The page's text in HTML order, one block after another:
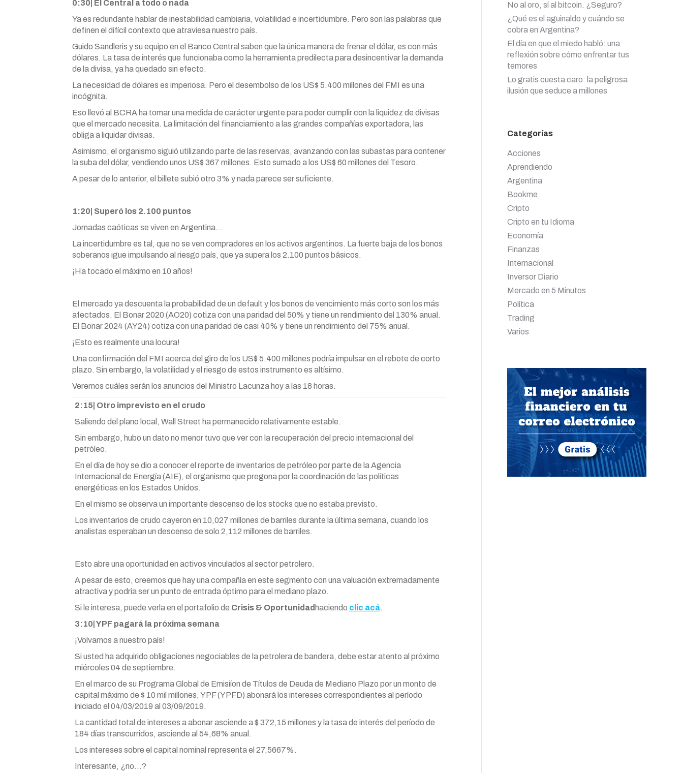
0:30| El Central a todo o nada
Ya es redundante hablar de inestabilidad cambiaria, volatilidad e incertidumbre. Pero son las palabras que
definen el difícil contexto que atraviesa nuestro país.
Guido Sandleris y su equipo en el Banco Central saben que la única manera de frenar el dólar, es con más
dólares. La tasa de interés que funcionaba como la herramienta predilecta para desincentivar la demanda
de la divisa, ya ha quedado sin efecto.
La necesidad de dólares es imperiosa. Pero el desembolso de los US$ 5.400 millones del FMI es una
incógnita.
Eso llevó al BCRA ha tomar una medida de carácter urgente para poder cumplir con la liquidez de divisas
que el mercado necesita. La limitación del financiamiento a las grandes compañías exportadora, las
obliga a liquidar divisas.
Asimismo, el organismo siguió utilizando parte de las reservas, avanzando con las subastas para contener
la suba del dólar, vendiendo unos US$ 367 millones. Esto sumado a los US$ 60 millones del Tesoro.
A pesar de lo anterior, el billete subió otro 3% y nada parece ser suficiente.
1:20| Superó los 2.100 puntos
Jornadas caóticas se viven en Argentina…
La incertidumbre es tal, que no se ven compradores en los activos argentinos. La fuerte baja de los bonos
soberanos igue impulsando al riesgo país, que ya supera los 2.100 puntos básicos.
¡Ha tocado el máximo en 10 años!
El mercado ya descuenta la probabilidad de un default y los bonos de vencimiento más corto son los más
afectados. El Bonar 2020 (AO20) cotiza con una paridad del 50% y tiene un rendimiento del 130% anual.
El Bonar 2024 (AY24) cotiza con una paridad de casi 40% y tiene un rendimiento del 75% anual.
¡Esto es realmente una locura!
Una confirmación del FMI acerca del giro de los US$ 5.400 millones podría impulsar en el rebote de corto
plazo. Sin embargo, la volatilidad y el riesgo de estos instrumento es altísimo.
Veremos cuáles serán los anuncios del Ministro Lacunza hoy a las 18 horas.
2:15| Otro imprevisto en el crudo
Saliendo del plano local, Wall Street ha permanecido relativamente estable.
Sin embargo, hubo un dato no menor tuvo que ver con la recuperación del precio internacional del
petróleo.
En el día de hoy se dio a conocer el reporte de inventarios de petróleo por parte de la Agencia
Internacional de Energía (AIE), el organismo que pregona por la coordinación de las políticas
energéticas en los Estados Unidos.
En el mismo se observa un importante descenso de los stocks que no estaba previsto.
Los inventarios de crudo cayeron en 10,027 millones de barriles durante la última semana, cuando los
analistas esperaban un descenso de solo 2,112 millones de barriles.
Esto abre una oportunidad en activos vinculados al sector petrolero.
A pesar de esto, creemos que hay una compañía en este segmento con una valuación extremadamente
atractiva y podría ser un punto de entrada óptimo para el mediano plazo.
Si le interesa, puede verla en el portafolio de Crisis & Oportunidad haciendo clic acá.
3:10| YPF pagará la próxima semana
¡Volvamos a nuestro país!
Si usted ha adquirido obligaciones negociables de la petrolera de bandera, debe estar atento al próximo
miércoles 04 de septiembre.
En el marco de su Programa Global de Emisiíon de Títulos de Deuda de Mediano Plazo por un monto de
capital máximo de $ 10 mil millones, YPF (YPFD) abonará los intereses correspondientes al período
iniciado el 04/03/2019 al 03/09/2019.
La cantidad total de intereses a abonar asciende a $ 372,15 millones y la tasa de interés del período de
184 días transcurridos, asciende al 54,68% anual.
Los intereses sobre el capital nominal representa el 27,5667%.
Interesante, ¿no…?
No al oro, sí al bitcoin. ¿Seguro?
¿Qué es el aguinaldo y cuándo se
cobra en Argentina?
El día en que el miedo habló: una
reflexión sobre cómo enfrentar tus
temores
Lo gratis cuesta caro: la peligrosa
ilusión que seduce a millones
Categorías
Acciones
Aprendiendo
Argentina
Bookme
Cripto
Cripto en tu Idioma
Economía
Finanzas
Internacional
Inversor Diario
Mercado en 5 Minutos
Política
Trading
Varios